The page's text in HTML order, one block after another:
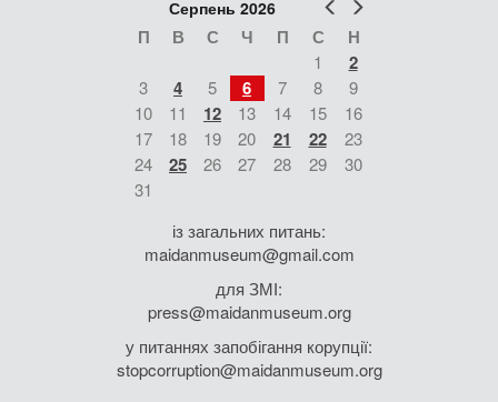
Попер
Серпень 2026
П В С Ч П С Н
1 2
3 4 5 6 7 8
9
10
11 12 13 14 15
16
17
18 19 20 21 22
23
24
25 26 27 28 29
30
31
із загальних питань:
maidanmuseum@gmail.com
для ЗМІ:
press@maidanmuseum.org
у питаннях запобігання корупції:
stopcorruption@maidanmuseum.org